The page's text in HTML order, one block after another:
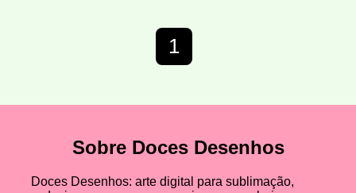
1
Sobre Doces Desenhos
Doces Desenhos: arte digital para sublimação,